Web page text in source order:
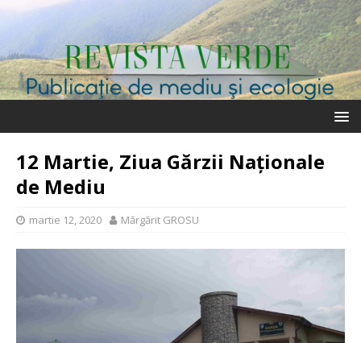
12 Martie, Ziua Gărzii Naționale
de Mediu
martie 12, 2020 Mărgărit GROSU